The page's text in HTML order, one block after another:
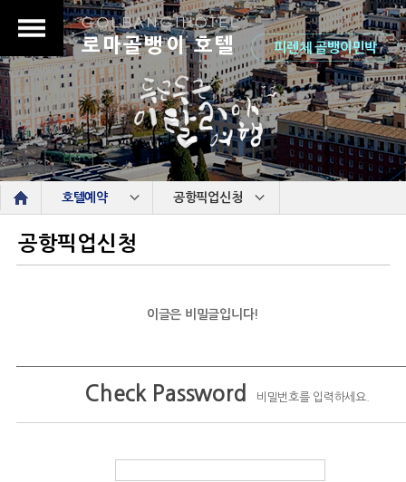
로마골뱅이 호텔 피렌체 골뱅이민박
호텔예약 공항픽업신청
공항픽업신청
이글은 비밀글입니다!
Check Password 비밀번호를 입력하세요.